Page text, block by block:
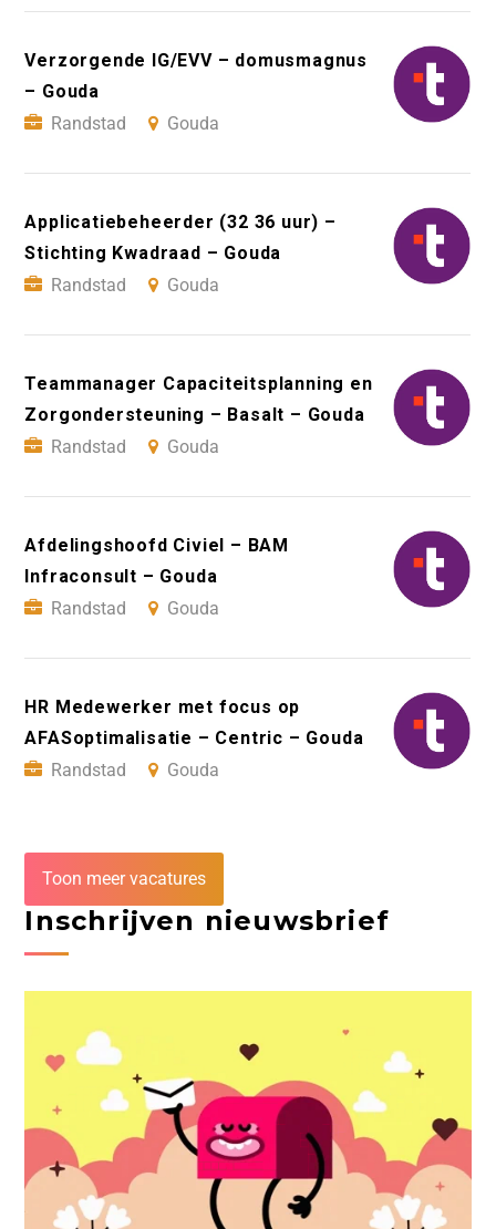
Verzorgende IG/EVV – domusmagnus
– Gouda
Randstad
Gouda
Applicatiebeheerder (32 36 uur) –
Stichting Kwadraad – Gouda
Randstad
Gouda
Teammanager Capaciteitsplanning en
Zorgondersteuning – Basalt – Gouda
Randstad
Gouda
Afdelingshoofd Civiel – BAM
Infraconsult – Gouda
Randstad
Gouda
HR Medewerker met focus op
AFASoptimalisatie – Centric – Gouda
Randstad
Gouda
Toon meer vacatures
Inschrijven nieuwsbrief